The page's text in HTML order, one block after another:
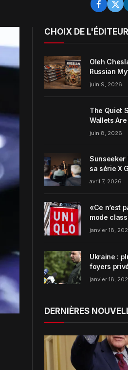
CHOIX DE L'ÉDITEUR
Oleh
Russian
Systems
juin 9, 2026
The Quiet
Wallets
Everyday
juin 8, 2026
Sunseeker
sa série X
incarnant
avril 7, 2026
«Ce n’est
mode
janvier 18,
Ukraine :
foyers
dans la
janvier 18,
DERNIÈRES